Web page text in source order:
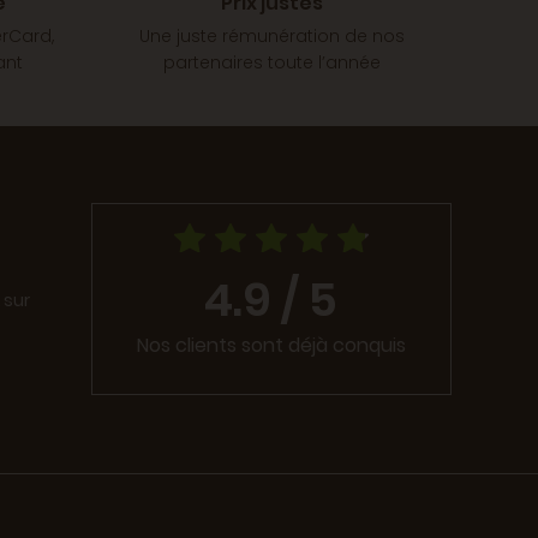
Une juste rémunération de nos
partenaires toute l’année
4.9 / 5
Nos clients sont déjà conquis